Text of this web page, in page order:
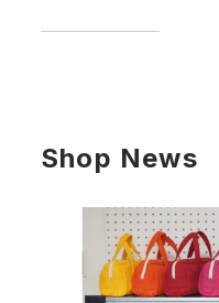
Shop News